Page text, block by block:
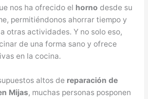
nos ha ofrecido el horno desde su
permitiéndonos ahorrar tiempo y
otras actividades. Y no solo eso,
de una forma sano y ofrece
en la cocina.
altos de reparación de
Mijas, muchas personas posponen